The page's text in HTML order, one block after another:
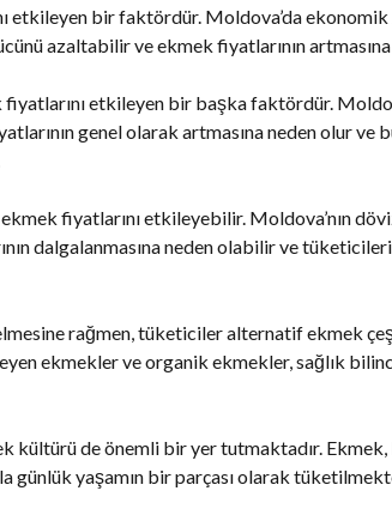
etkileyen bir faktördür. Moldova’da
azaltabilir ve ekmek fiyatlarının
etkileyen bir başka faktördür.
genel olarak artmasına neden olur ve
fiyatlarını etkileyebilir. Moldova’nın
dalgalanmasına neden olabilir ve
rağmen, tüketiciler alternatif ekmek
ekmekler ve organik ekmekler, sağlık
kültürü de önemli bir yer tutmaktadır.
günlük yaşamın bir parçası olarak